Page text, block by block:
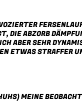
ABZORB
ABER SEHR
STRAFFER
MEINE